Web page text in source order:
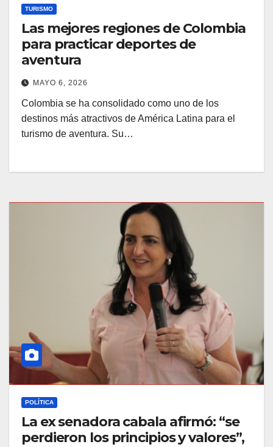
TURISMO
Las mejores regiones de Colombia
para practicar deportes de
aventura
MAYO 6, 2026
Colombia se ha consolidado como uno de los
destinos más atractivos de América Latina para el
turismo de aventura. Su…
POLÍTICA
La ex senadora cabala afirmó: “se
perdieron los principios y valores”,